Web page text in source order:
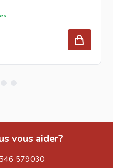
vous aider?
579030